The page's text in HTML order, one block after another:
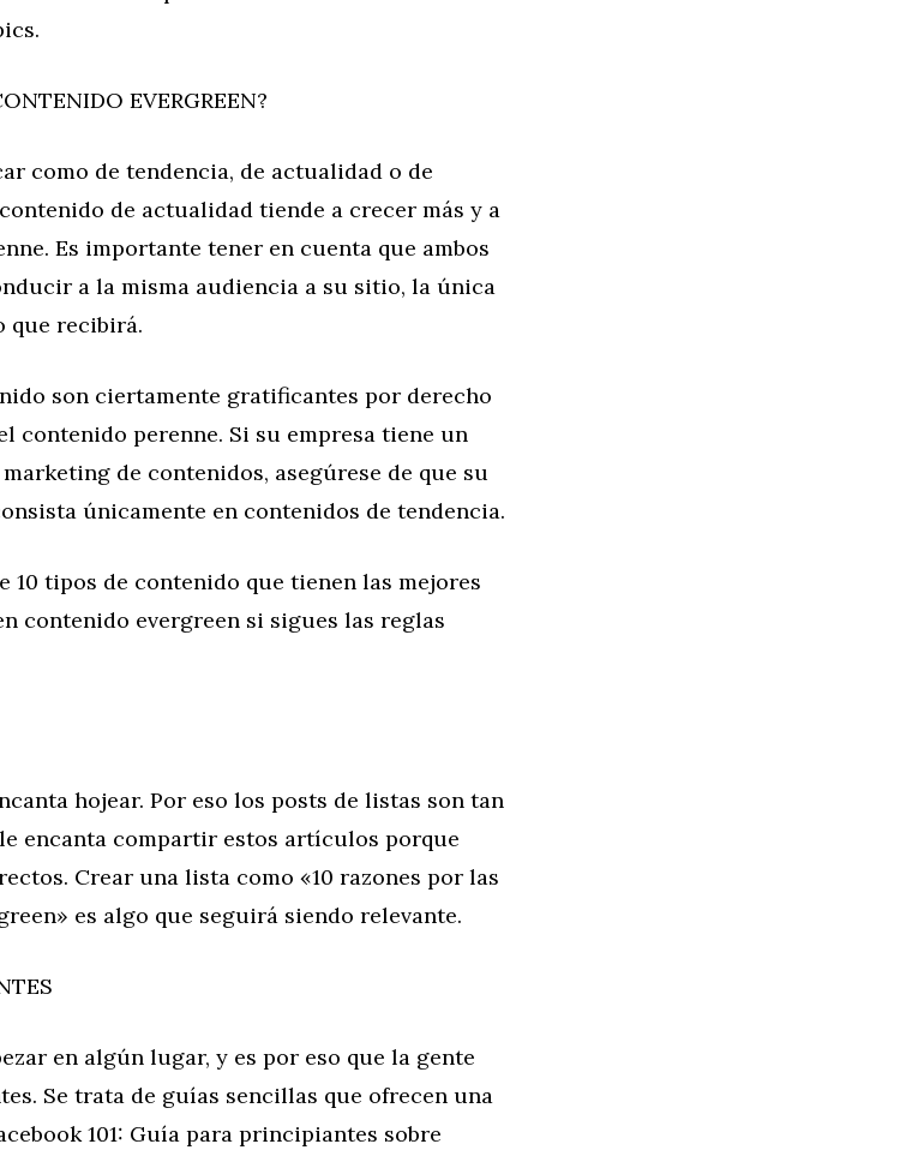
EVERGREEN?
como de tendencia, de actualidad o de
de actualidad tiende a crecer más y a
Es importante tener en cuenta que ambos
a la misma audiencia a su sitio, la única
que recibirá.
son ciertamente gratificantes por derecho
contenido perenne. Si su empresa tiene un
de contenidos, asegúrese de que su
únicamente en contenidos de tendencia.
10 tipos de contenido que tienen las mejores
contenido evergreen si sigues las reglas
hojear. Por eso los posts de listas son tan
encanta compartir estos artículos porque
Crear una lista como «10 razones por las
es algo que seguirá siendo relevante.
en algún lugar, y es por eso que la gente
Se trata de guías sencillas que ofrecen una
101: Guía para principiantes sobre